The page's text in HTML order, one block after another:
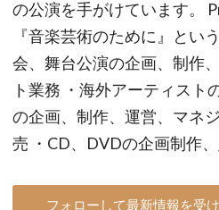
の公演を手がけています。
『音楽芸術のために』とい
会、舞台公演の企画、制作
ト業務 ・海外アーティスト
の企画、制作、運営、マネ
売 ・CD、DVDの企画制作
フォローして最新情報を受